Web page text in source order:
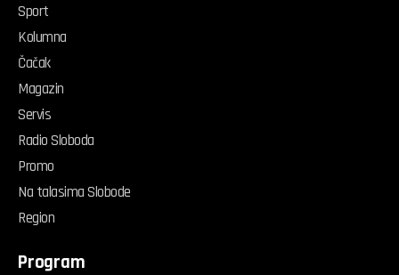
Sport
Kolumna
Čačak
Magazin
Servis
Radio Sloboda
Promo
Na talasima Slobode
Region
Program